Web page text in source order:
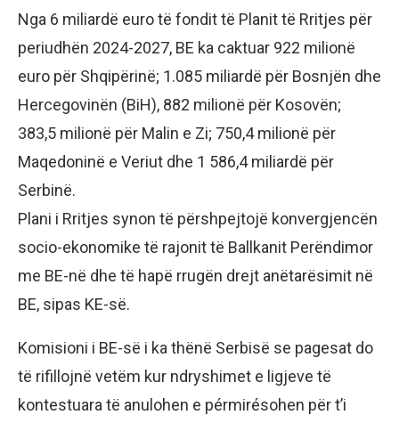
Nga 6 miliardë euro të fondit të Planit të Rritjes për
periudhën 2024-2027, BE ka caktuar 922 milionë
euro për Shqipërinë; 1.085 miliardë për Bosnjën dhe
Hercegovinën (BiH), 882 milionë për Kosovën;
383,5 milionë për Malin e Zi; 750,4 milionë për
Maqedoninë e Veriut dhe 1 586,4 miliardë për
Serbinë.
Plani i Rritjes synon të përshpejtojë konvergjencën
socio-ekonomike të rajonit të Ballkanit Perëndimor
me BE-në dhe të hapë rrugën drejt anëtarësimit në
BE, sipas KE-së.
Komisioni i BE-së i ka thënë Serbisë se pagesat do
të rifillojnë vetëm kur ndryshimet e ligjeve të
kontestuara të anulohen e pérmirésohen për t’i